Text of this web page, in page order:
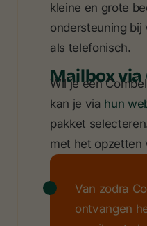
kleine en grote
ondersteuning
als telefonisch.
Mailbox via
Wil je een
kan je via hun
pakket
met het opzetten
Van zodra
ontvangen